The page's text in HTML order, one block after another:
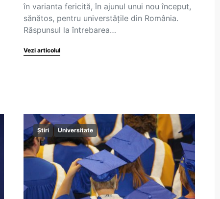
în varianta fericită, în ajunul unui nou început,
sănătos, pentru universtățile din România.
Răspunsul la întrebarea…
Vezi articolul
Știri Universitate